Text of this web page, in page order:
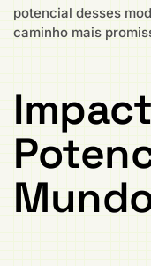
potencial desses
caminho mais